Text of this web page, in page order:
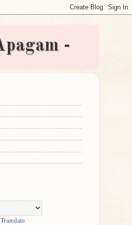
-
Translate